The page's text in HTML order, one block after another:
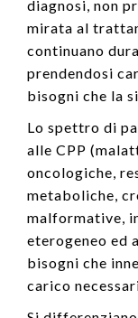
diagnosi, non
mirata al
continuano
prendendosi
bisogni che la
Lo spettro di
alle CPP
oncologiche,
metaboliche,
malformative,
eterogeneo ed
bisogni che
carico